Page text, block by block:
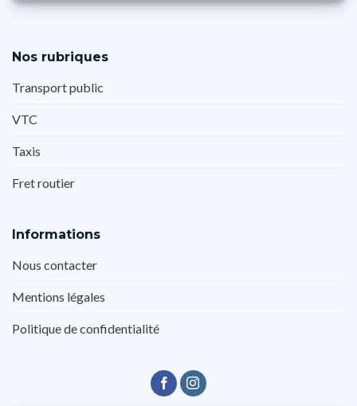
Nos rubriques
Transport public
VTC
Taxis
Fret routier
Informations
Nous contacter
Mentions légales
Politique de confidentialité